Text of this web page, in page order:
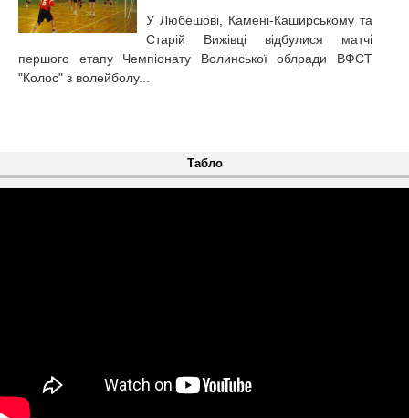
У Любешові, Камені-Каширському та
Старій Вижівці відбулися матчі
першого етапу Чемпіонату Волинської облради ВФСТ
"Колос" з волейболу...
Табло